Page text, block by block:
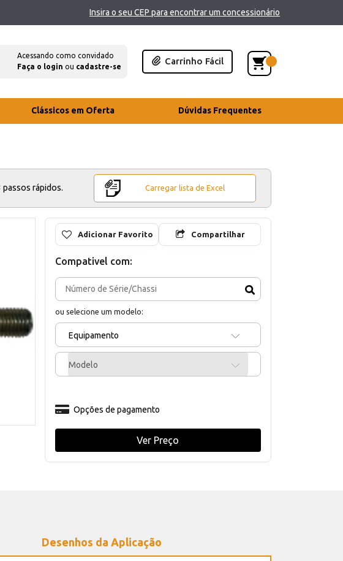
Insira o seu CEP para encontrar um concessionário
Acessando como convidado
Faça o login ou cadastre-se
Carrinho Fácil
Clássicos em Oferta Dúvidas Frequentes
passos rápidos. Carregar lista de Excel
Adicionar Favorito Compartilhar
Compativel com:
ou selecione um modelo:
Equipamento
Modelo
Opções de pagamento
Ver Preço
Desenhos da Aplicação